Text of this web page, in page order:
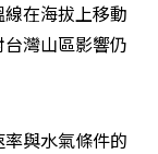
在海拔上移動
灣山區影響仍
與水氣條件的